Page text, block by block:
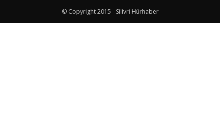
© Copyright 2015 - Silivri Hürhaber